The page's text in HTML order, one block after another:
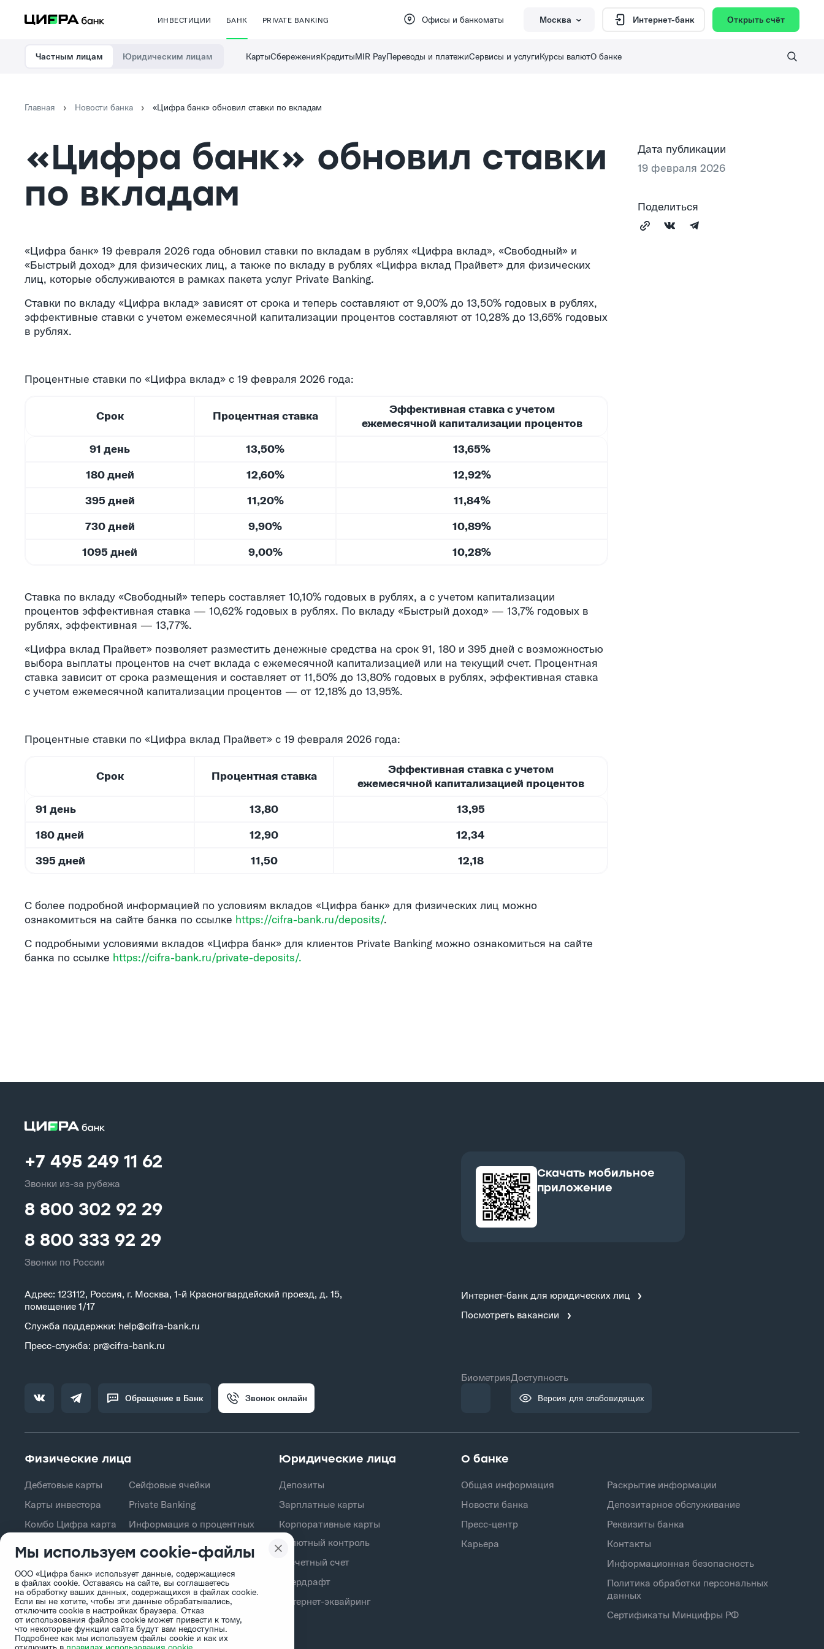
ИНВЕСТИЦИИ БАНК PRIVATE BANKING Офисы и банкоматы Москва Интернет-банк Открыть счёт
Частным лицам Юридическим лицам КартыСбереженияКредитыMIR PayПереводы и платежиСервисы и услугиКурсы валютО банке
Мы используем cookie-файлы
ООО «Цифра банк» использует данные, содержащиеся
в файлах cookie. Оставаясь на сайте, вы соглашаетесь
на обработку ваших данных, содержащихся в файлах cookie.
Если вы не хотите, чтобы эти данные обрабатывались,
отключите cookie в настройках браузера. Отказ
от использования файлов cookie может привести к тому,
что некоторые функции cайта будут вам недоступны.
Подробнее как мы используем файлы cookie и как их
Главная Новости банка «Цифра банк» обновил ставки по вкладам
«Цифра банк» обновил ставки
по вкладам
«Цифра банк» 19 февраля 2026 года обновил ставки по вкладам в рублях «Цифра вклад», «Свободный» и
«Быстрый доход» для физических лиц, а также по вкладу в рублях «Цифра вклад Прайвет» для физических
лиц, которые обслуживаются в рамках пакета услуг Private Banking.
Ставки по вкладу «Цифра вклад» зависят от срока и теперь составляют от 9,00% до 13,50% годовых в рублях,
эффективные ставки с учетом ежемесячной капитализации процентов составляют от 10,28% до 13,65% годовых
в рублях.
Процентные ставки по «Цифра вклад» с 19 февраля 2026 года:
Срок Процентная ставка
Эффективная ставка с учетом
ежемесячной капитализации процентов
91 день
13,50%
13,65%
180 дней
12,60%
12,92%
395 дней
11,20%
11,84%
730 дней
9,90%
10,89%
1095 дней
9,00% 10,28%
Ставка по вкладу «Свободный» теперь составляет 10,10% годовых в рублях, а с учетом капитализации
процентов эффективная ставка — 10,62% годовых в рублях. По вкладу «Быстрый доход» — 13,7% годовых в
рублях, эффективная — 13,77%.
«Цифра вклад Прайвет» позволяет разместить денежные средства на срок 91, 180 и 395 дней с возможностью
выбора выплаты процентов на счет вклада с ежемесячной капитализацией или на текущий счет. Процентная
ставка зависит от срока размещения и составляет от 11,50% до 13,80% годовых в рублях, эффективная ставка
с учетом ежемесячной капитализации процентов — от 12,18% до 13,95%.
Процентные ставки по «Цифра вклад Прайвет» с 19 февраля 2026 года:
Срок Процентная ставка
Эффективная ставка с учетом
ежемесячной капитализацией процентов
91 день
13,80
13,95
180 дней
12,90
12,34
395 дней
11,50 12,18
С более подробной информацией по условиям вкладов «Цифра банк» для физических лиц можно
ознакомиться на сайте банка по ссылке https://cifra-bank.ru/deposits/.
С подробными условиями вкладов «Цифра банк» для клиентов Private Banking можно ознакомиться на сайте
банка по ссылке https://cifra-bank.ru/private-deposits/.
Дата публикации
19 февраля 2026
Поделиться
+7 495 249 11 62
Звонки из-за рубежа
8 800 302 92 29
8 800 333 92 29
Звонки по России
Cкачать мобильное
приложение
Адрес: 123112, Россия, г. Москва, 1-й Красногвардейский проезд, д. 15,
помещение 1/17
Служба поддержки: help@cifra-bank.ru
Пресс-служба: pr@cifra-bank.ru
Интернет-банк для юридических лиц
Посмотреть вакансии
Обращение в Банк Звонок онлайн
БиометрияДоступность
Версия для слабовидящих
Физические лица
Дебетовые карты
Карты инвестора
Комбо Цифра карта
Сбережения
Сейфовые ячейки
Private Banking
Информация о процентных
ставках по договорам
банковского вклада
с физическими лицами
Юридические лица
Депозиты
Зарплатные карты
Корпоративные карты
Валютный контроль
Расчетный счет
Овердрафт
Интернет-эквайринг
О банке
Общая информация
Новости банка
Пресс-центр
Карьера
Раскрытие информации
Депозитарное обслуживание
Реквизиты банка
Контакты
Информационная безопасность
Политика обработки персональных
данных
Сертификаты Минцифры РФ